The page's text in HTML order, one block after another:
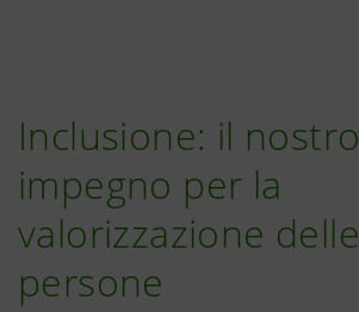
Inclusione: il nostro
impegno per la
valorizzazione delle
persone